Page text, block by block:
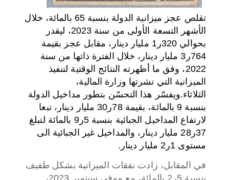
تقلص عجز ميزانية الدولة بنسبة 65 بالمائة، خلال
الأشهر التسعة الأولى من سنة 2023، ليقدر
بحوالي 320ر1 مليار دينار، مقابل عجز بقيمة
764ر3 مليار دينار، خلال الفترة ذاتها من سنة
2022، وفق ما أظهرته النتائج الوقتية لتنفيذ
الميزانية التي نشرتها وزارة المالية،
الثلاثاء.ويفسّر هذا التحسّن بتطور مداخيل الدولة
بنسبة 9 بالمائة، بقيمة 78ر30 مليار دينار، تبعا
لارتفاع المداخيل الجبائية بنسبة 5ر9 بالمائة لتبلغ
37ر28 مليار دينار، والمداخيل غير الجبائية الى
مستوى 1ر2 مليار دينار
.
في المقابل، زادت نفقات الميزانية بشكل طفيف
بنسبة 5ر2 بالمائة، مع موفى سبتمبر 2023،